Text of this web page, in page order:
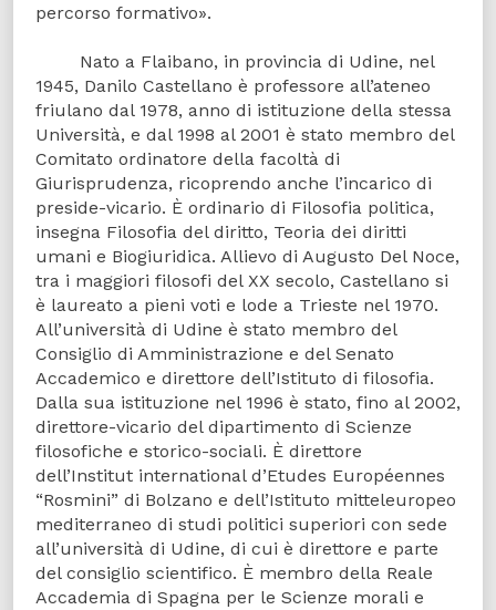
percorso formativo».
Nato a Flaibano, in provincia di Udine, nel
1945, Danilo Castellano è professore all’ateneo
friulano dal 1978, anno di istituzione della stessa
Università, e dal 1998 al 2001 è stato membro del
Comitato ordinatore della facoltà di
Giurisprudenza, ricoprendo anche l’incarico di
preside-vicario. È ordinario di Filosofia politica,
insegna Filosofia del diritto, Teoria dei diritti
umani e Biogiuridica. Allievo di Augusto Del Noce,
tra i maggiori filosofi del XX secolo, Castellano si
è laureato a pieni voti e lode a Trieste nel 1970.
All’università di Udine è stato membro del
Consiglio di Amministrazione e del Senato
Accademico e direttore dell’Istituto di filosofia.
Dalla sua istituzione nel 1996 è stato, fino al 2002,
direttore-vicario del dipartimento di Scienze
filosofiche e storico-sociali. È direttore
dell’Institut international d’Etudes Européennes
“Rosmini” di Bolzano e dell’Istituto mitteleuropeo
mediterraneo di studi politici superiori con sede
all’università di Udine, di cui è direttore e parte
del consiglio scientifico. È membro della Reale
Accademia di Spagna per le Scienze morali e